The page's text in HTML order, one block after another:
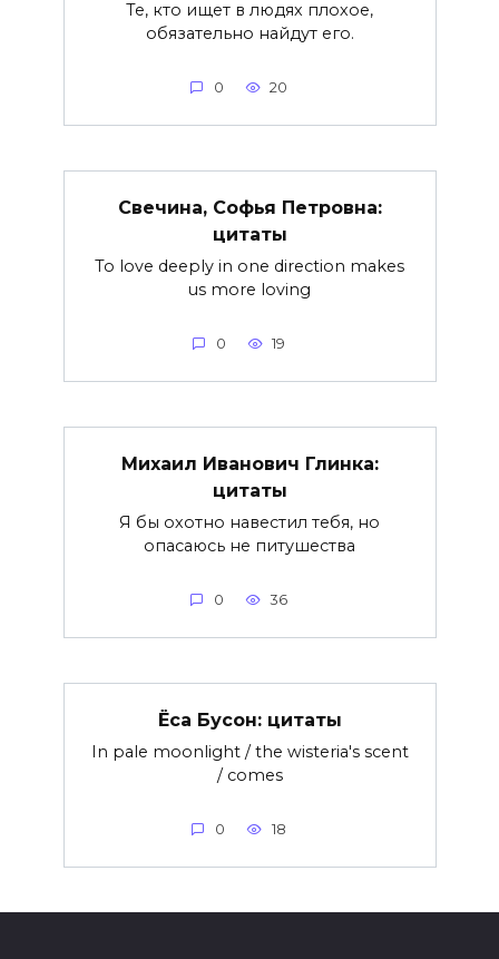
Те, кто ищет в людях плохое,
обязательно найдут его.
0 20
Свечина, Софья Петровна:
цитаты
To love deeply in one direction makes
us more loving
0 19
Михаил Иванович Глинка:
цитаты
Я бы охотно навестил тебя, но
опасаюсь не питушества
0 36
Ёса Бусон: цитаты
In pale moonlight / the wisteria's scent
/ comes
0 18